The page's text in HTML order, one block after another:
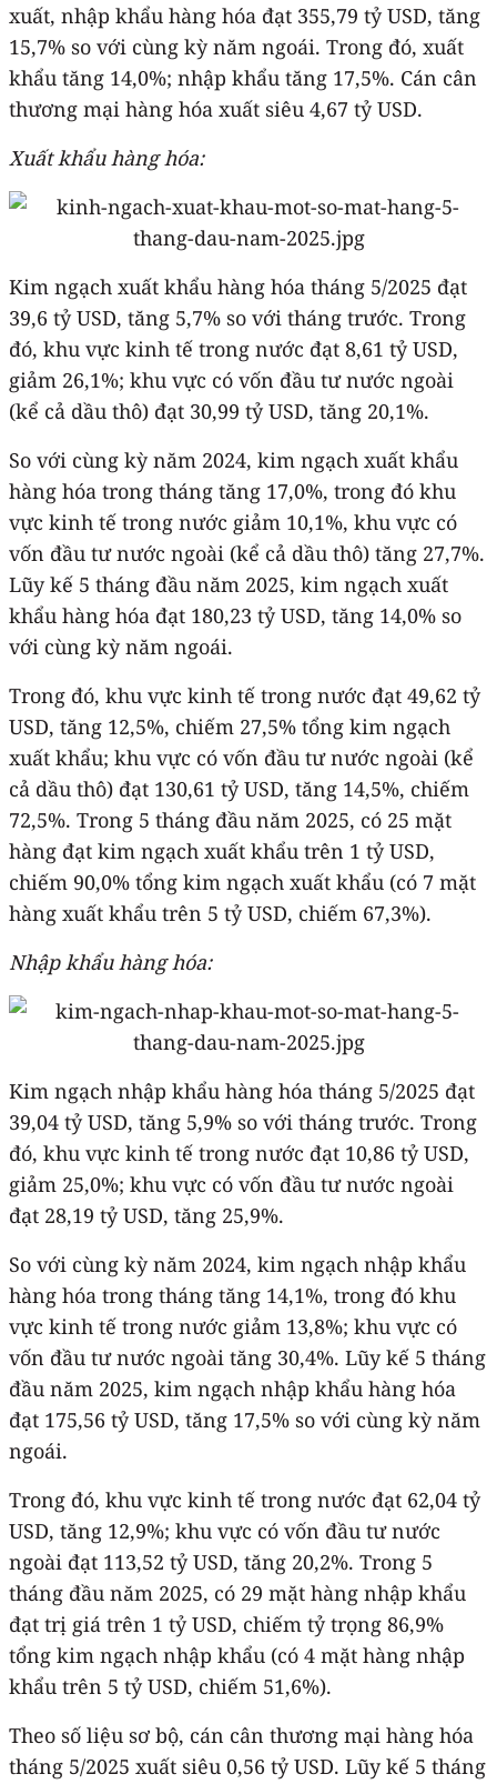
xuất, nhập khẩu hàng hóa đạt 355,79 tỷ USD, tăng
15,7% so với cùng kỳ năm ngoái. Trong đó, xuất
khẩu tăng 14,0%; nhập khẩu tăng 17,5%. Cán cân
thương mại hàng hóa xuất siêu 4,67 tỷ USD.
Xuất khẩu hàng hóa:
Kim ngạch xuất khẩu hàng hóa tháng 5/2025 đạt
39,6 tỷ USD, tăng 5,7% so với tháng trước. Trong
đó, khu vực kinh tế trong nước đạt 8,61 tỷ USD,
giảm 26,1%; khu vực có vốn đầu tư nước ngoài
(kể cả dầu thô) đạt 30,99 tỷ USD, tăng 20,1%.
So với cùng kỳ năm 2024, kim ngạch xuất khẩu
hàng hóa trong tháng tăng 17,0%, trong đó khu
vực kinh tế trong nước giảm 10,1%, khu vực có
vốn đầu tư nước ngoài (kể cả dầu thô) tăng 27,7%.
Lũy kế 5 tháng đầu năm 2025, kim ngạch xuất
khẩu hàng hóa đạt 180,23 tỷ USD, tăng 14,0% so
với cùng kỳ năm ngoái.
Trong đó, khu vực kinh tế trong nước đạt 49,62 tỷ
USD, tăng 12,5%, chiếm 27,5% tổng kim ngạch
xuất khẩu; khu vực có vốn đầu tư nước ngoài (kể
cả dầu thô) đạt 130,61 tỷ USD, tăng 14,5%, chiếm
72,5%. Trong 5 tháng đầu năm 2025, có 25 mặt
hàng đạt kim ngạch xuất khẩu trên 1 tỷ USD,
chiếm 90,0% tổng kim ngạch xuất khẩu (có 7 mặt
hàng xuất khẩu trên 5 tỷ USD, chiếm 67,3%).
Nhập khẩu hàng hóa:
Kim ngạch nhập khẩu hàng hóa tháng 5/2025 đạt
39,04 tỷ USD, tăng 5,9% so với tháng trước. Trong
đó, khu vực kinh tế trong nước đạt 10,86 tỷ USD,
giảm 25,0%; khu vực có vốn đầu tư nước ngoài
đạt 28,19 tỷ USD, tăng 25,9%.
So với cùng kỳ năm 2024, kim ngạch nhập khẩu
hàng hóa trong tháng tăng 14,1%, trong đó khu
vực kinh tế trong nước giảm 13,8%; khu vực có
vốn đầu tư nước ngoài tăng 30,4%. Lũy kế 5 tháng
đầu năm 2025, kim ngạch nhập khẩu hàng hóa
đạt 175,56 tỷ USD, tăng 17,5% so với cùng kỳ năm
ngoái.
Trong đó, khu vực kinh tế trong nước đạt 62,04 tỷ
USD, tăng 12,9%; khu vực có vốn đầu tư nước
ngoài đạt 113,52 tỷ USD, tăng 20,2%. Trong 5
tháng đầu năm 2025, có 29 mặt hàng nhập khẩu
đạt trị giá trên 1 tỷ USD, chiếm tỷ trọng 86,9%
tổng kim ngạch nhập khẩu (có 4 mặt hàng nhập
khẩu trên 5 tỷ USD, chiếm 51,6%).
Theo số liệu sơ bộ, cán cân thương mại hàng hóa
tháng 5/2025 xuất siêu 0,56 tỷ USD. Lũy kế 5 tháng